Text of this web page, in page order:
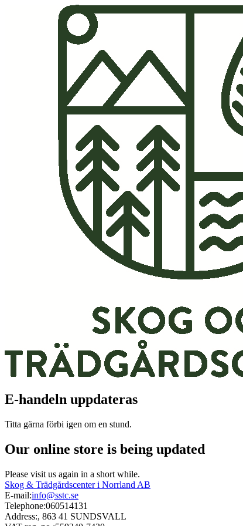
E-handeln uppdateras
Titta gärna förbi igen om en stund.
Our online store is being updated
Please visit us again in a short while.
Skog & Trädgårdscenter i Norrland AB
E-mail:info@sstc.se
Telephone:060514131
Address:, 863 41 SUNDSVALL